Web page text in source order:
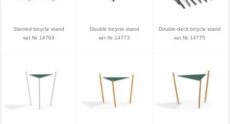
Slanted bicycle stand
кат.№ 14763
Double bicycle stand
кат.№ 14773
Double-deck bicycle stand
кат.№ 14775